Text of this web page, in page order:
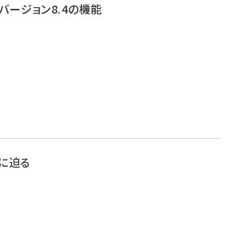
ジョン8.4の機能
迫る